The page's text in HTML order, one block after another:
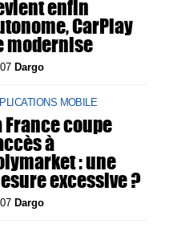
enfin
CarPlay
modernise
07Dargo
MOBILE
France coupe
à
: une
excessive ?
07Dargo